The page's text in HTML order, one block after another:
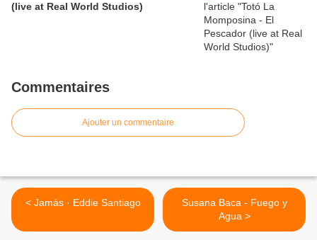
(live at Real World Studios)
Commentaires
Ajouter un commentaire
< Jamás · Eddie Santiago
Susana Baca - Fuego y
Agua >